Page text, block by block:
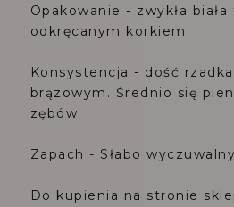
Opakowanie - zwykła
odkręcanym korkiem
Konsystencja - dość
brązowym. Średnio się
zębów.
Zapach - Słabo
Do kupienia na stronie